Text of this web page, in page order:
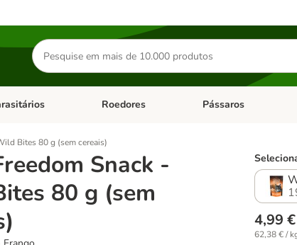
Pesquisar
produtos
de categoria: Dieta Vet.Abrir menu de categoria: Antiparasitários
Roedores Abrir menu de
Pássaros
Bites 80 g (sem cereais)
Snack -
80 g (sem
4,99 €
62,38 € /